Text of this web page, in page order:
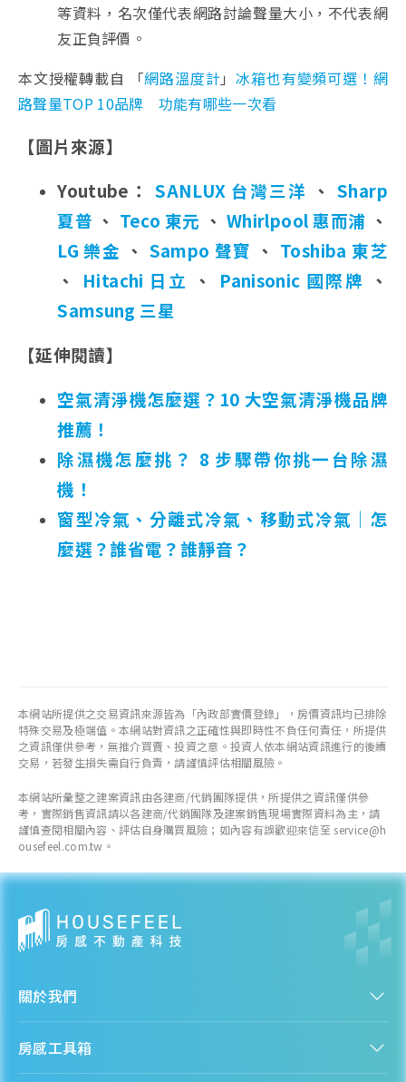
等資料，名次僅代表網路討論聲量大小，不代表網
友正負評價。
本文授權轉載自 「網路溫度計」冰箱也有變頻可選！網
路聲量TOP 10品牌 功能有哪些一次看
【圖片來源】
Youtube：SANLUX 台灣三洋 、Sharp
夏普 、 Teco 東元 、 Whirlpool 惠而浦 、
LG 樂金 、 Sampo 聲寶 、 Toshiba 東芝
、 Hitachi 日立 、 Panisonic 國際牌 、
Samsung 三星
【延伸閱讀】
空氣清淨機怎麼選？10 大空氣清淨機品牌
推薦！
除濕機怎麼挑？ 8 步驟帶你挑一台除濕
機！
窗型冷氣、分離式冷氣、移動式冷氣｜怎
麼選？誰省電？誰靜音？
本網站所提供之交易資訊來源皆為「內政部實價登錄」，房價資訊均已排除
特殊交易及極端值。本網站對資訊之正確性與即時性不負任何責任，所提供
之資訊僅供參考，無推介買賣、投資之意。投資人依本網站資訊進行的後續
交易，若發生損失需自行負責，請謹慎評估相關風險。
本網站所彙整之建案資訊由各建商/代銷團隊提供，所提供之資訊僅供參
考，實際銷售資訊請以各建商/代銷團隊及建案銷售現場實際資料為主，請
謹慎查閱相關內容、評估自身購買風險；如內容有誤歡迎來信至 service@h
ousefeel.com.tw。
關於我們
人才招募
房感工具箱